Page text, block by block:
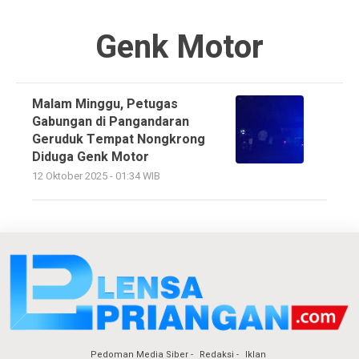
Genk Motor
Malam Minggu, Petugas
Gabungan di Pangandaran
Geruduk Tempat Nongkrong
Diduga Genk Motor
12 Oktober 2025 - 01:34 WIB
Pedoman Media Siber Redaksi Iklan